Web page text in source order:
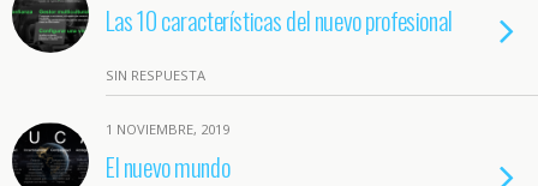
Las 10 características del nuevo profesional
SIN RESPUESTA
1 NOVIEMBRE, 2019
El nuevo mundo